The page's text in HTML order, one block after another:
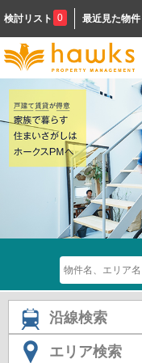
検討リスト 0 最近見た物件
沿線検索
エリア検索